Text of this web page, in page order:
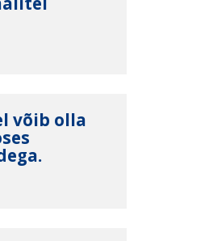
võib olla